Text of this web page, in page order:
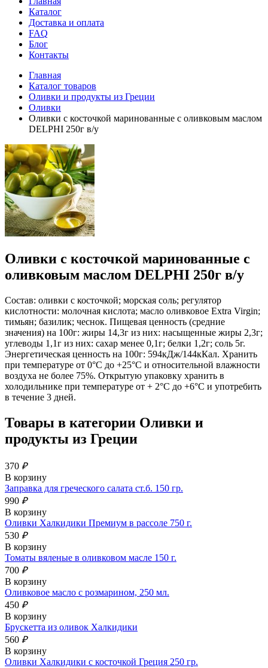
Каталог
Доставка и оплата
FAQ
Блог
Контакты
Главная
Каталог товаров
Оливки и продукты из Греции
Оливки
Оливки с косточкой маринованные с оливковым маслом
DELPHI 250г в/у
Оливки с косточкой маринованные с
оливковым маслом DELPHI 250г в/у
Состав: оливки с косточкой; морская соль; регулятор
кислотности: молочная кислота; масло оливковое Extra Virgin;
тимьян; базилик; чеснок. Пищевая ценность (средние
значения) на 100г: жиры 14,3г из них: насыщенные жиры 2,3г;
углеводы 1,1г из них: сахар менее 0,1г; белки 1,2г; соль 5г.
Энергетическая ценность на 100г: 594кДж/144кКал. Хранить
при температуре от 0°С до +25°С и относительной влажности
воздуха не более 75%. Открытую упаковку хранить в
холодильнике при температуре от + 2°С до +6°С и употребить
в течение 3 дней.
Товары в категории Оливки и
продукты из Греции
370 ₽
В корзину
Заправка для греческого салата ст.б. 150 гр.
990 ₽
В корзину
Оливки Халкидики Премиум в рассоле 750 г.
530 ₽
В корзину
Томаты вяленые в оливковом масле 150 г.
700 ₽
В корзину
Оливковое масло с розмарином, 250 мл.
450 ₽
В корзину
Брускетта из оливок Халкидики
560 ₽
В корзину
Оливки Халкидики с косточкой Греция 250 гр.